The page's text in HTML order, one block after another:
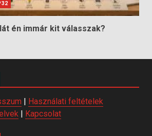
én immár kit válasszak?
Használati feltételek
Kapcsolat